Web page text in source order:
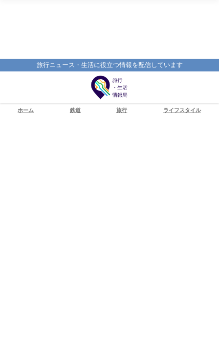
旅行ニュース・生活に役立つ情報を配信しています
ホーム 鉄道 旅行 ライフスタイル